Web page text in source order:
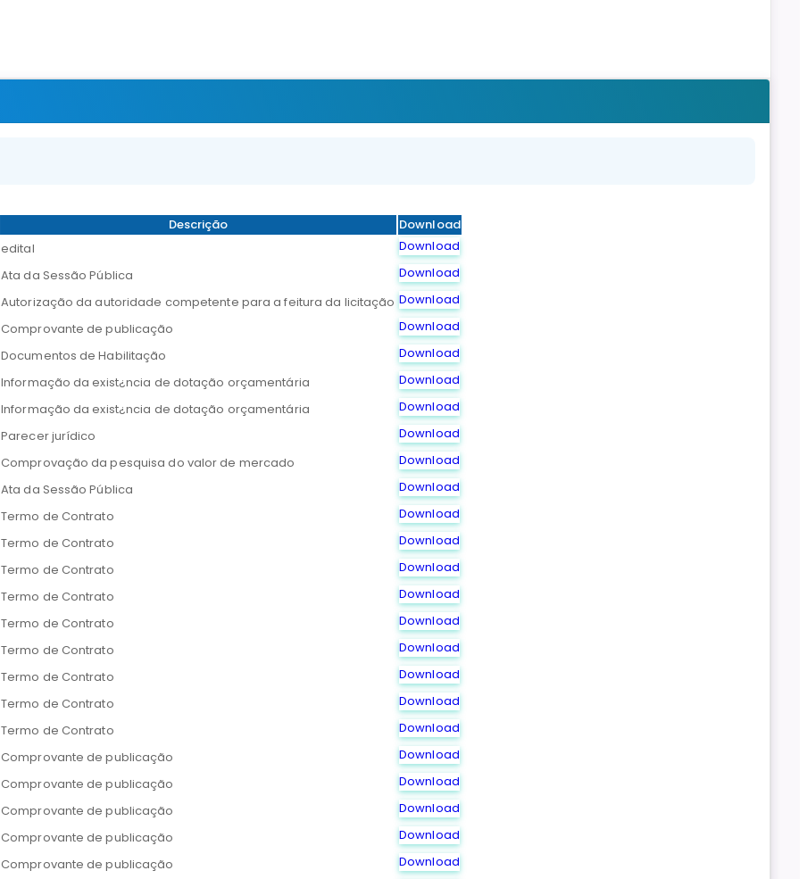
Descrição
Download
edital
Download
Ata da Sessão Pública
Download
Autorização da autoridade competente para a feitura da licitação Download
Comprovante de publicação
Download
Documentos de Habilitação
Download
Informação da exist¿ncia de dotação orçamentária
Download
Informação da exist¿ncia de dotação orçamentária
Download
Parecer jurídico
Download
Comprovação da pesquisa do valor de mercado
Download
Ata da Sessão Pública
Download
Termo de Contrato
Download
Termo de Contrato
Download
Termo de Contrato
Download
Termo de Contrato
Download
Termo de Contrato
Download
Termo de Contrato
Download
Termo de Contrato
Download
Termo de Contrato
Download
Termo de Contrato
Download
Comprovante de publicação
Download
Comprovante de publicação
Download
Comprovante de publicação
Download
Comprovante de publicação
Download
Comprovante de publicação
Download